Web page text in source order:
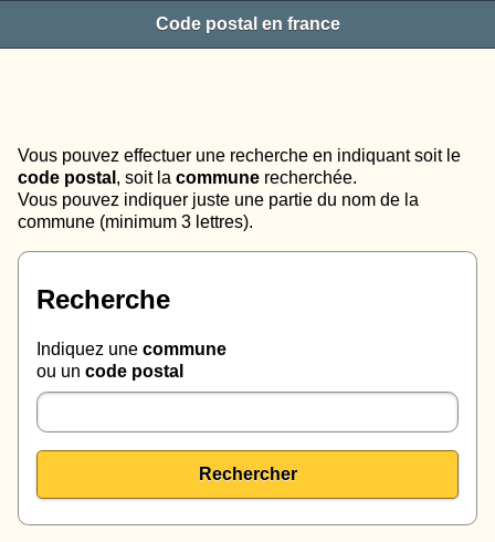
Code postal en france
Vous pouvez effectuer une recherche en indiquant soit le
code postal , soit la commune recherchée.
Vous pouvez indiquer juste une partie du nom de la
commune (minimum 3 lettres).
Recherche
Indiquez une commune
ou un code postal
Rechercher